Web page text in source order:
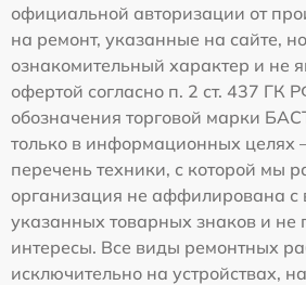
официальной авторизации от
на ремонт, указанные на сайте,
ознакомительный характер и не
офертой согласно п. 2 ст. 437 ГК
обозначения торговой марки
только в информационных целях
перечень техники, с которой мы
организация не аффилирована с
указанных товарных знаков и не
интересы. Все виды ремонтных
исключительно на устройствах,